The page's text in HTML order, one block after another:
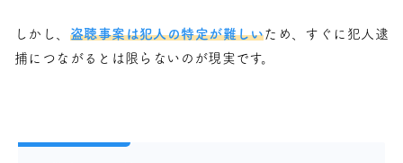
しかし、 盗聴事案は犯人の特定が難しいため、すぐに犯人逮
捕につながるとは限らないのが現実です。